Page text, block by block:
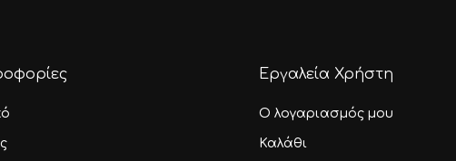
Εργαλεία Χρήστη
Ο λογαριασμός μου
Καλάθι